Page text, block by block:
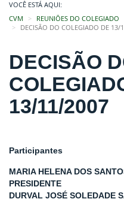
VOCÊ ESTÁ AQUI:
CVM
REUNIÕES DO COLEGIADO
DECISÃO DO COLEGIADO DE 13/
DECISÃO
13/11/2007
Participantes
MARIA HELENA DOS
PRESIDENTE
DURVAL JOSÉ SOLEDADE